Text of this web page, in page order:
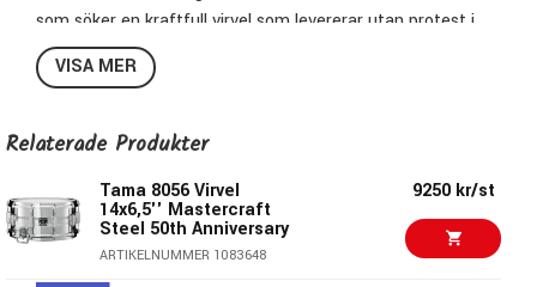
som söker en kraftfull virvel som levererar utan protest i
alla dynamiska nivåer.
Stomme: 14"x 6,5" av 3 mm Diamond Plated Steel
Starclassic sejarmatta MS20SN14S
Die-Cast Hoops/Gjutna sargar - Gjutna sargar för
kraftfullt rimshot och fokucerat sound. 10 stämskruvar
VISA MER
Relaterade Produkter
Tama 8056 Virvel
14x6,5'' Mastercraft
Steel 50th Anniversary
ARTIKELNUMMER 1083648
9250 kr/st